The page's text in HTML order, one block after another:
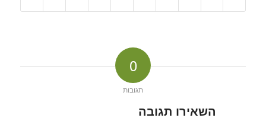
0
תגובות
השאירו תגובה